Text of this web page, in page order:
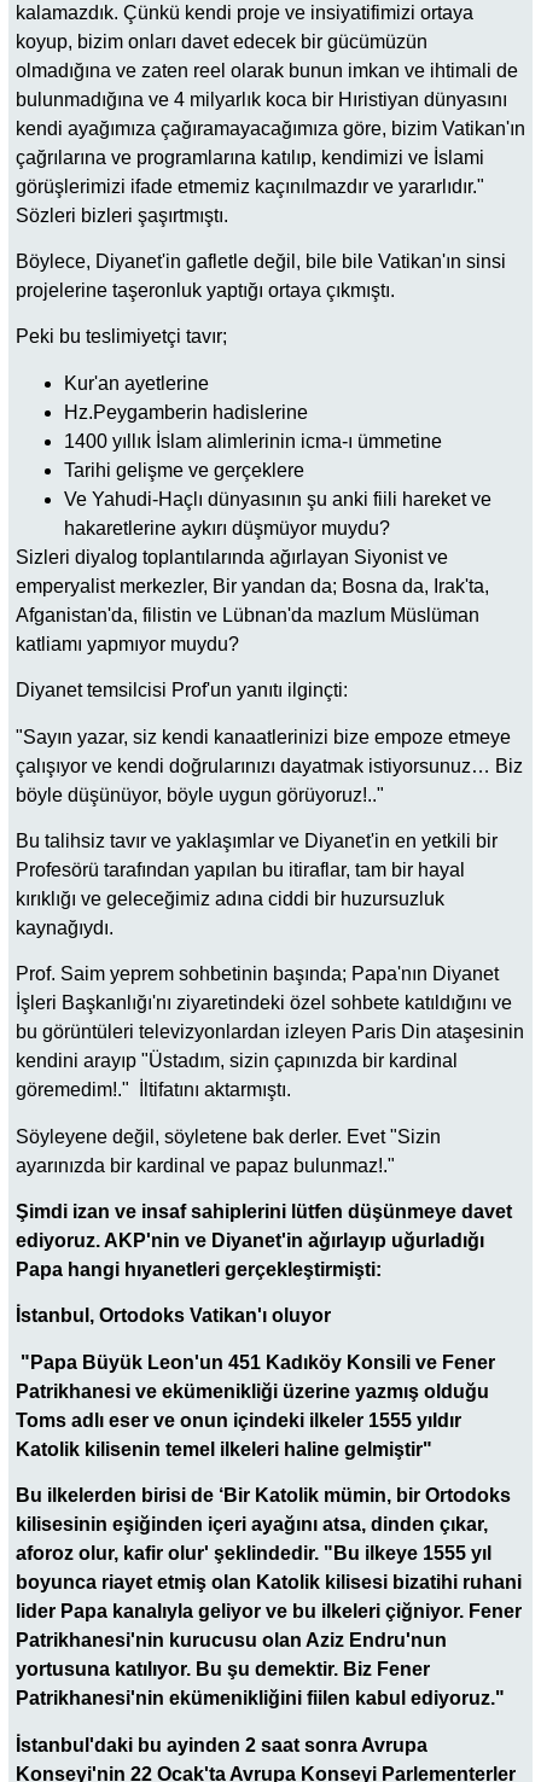
kalamazdık. Çünkü kendi proje ve insiyatifimizi ortaya
koyup, bizim onları davet edecek bir gücümüzün
olmadığına ve zaten reel olarak bunun imkan ve ihtimali de
bulunmadığına ve 4 milyarlık koca bir Hıristiyan dünyasını
kendi ayağımıza çağıramayacağımıza göre, bizim Vatikan'ın
çağrılarına ve programlarına katılıp, kendimizi ve İslami
görüşlerimizi ifade etmemiz kaçınılmazdır ve yararlıdır."
Sözleri bizleri şaşırtmıştı.
Böylece, Diyanet'in gafletle değil, bile bile Vatikan'ın sinsi
projelerine taşeronluk yaptığı ortaya çıkmıştı.
Peki bu teslimiyetçi tavır;
Kur'an ayetlerine
Hz.Peygamberin hadislerine
1400 yıllık İslam alimlerinin icma-ı ümmetine
Tarihi gelişme ve gerçeklere
Ve Yahudi-Haçlı dünyasının şu anki fiili hareket ve
hakaretlerine aykırı düşmüyor muydu?
Sizleri diyalog toplantılarında ağırlayan Siyonist ve
emperyalist merkezler, Bir yandan da; Bosna da, Irak'ta,
Afganistan'da, filistin ve Lübnan'da mazlum Müslüman
katliamı yapmıyor muydu?
Diyanet temsilcisi Prof'un yanıtı ilginçti:
"Sayın yazar, siz kendi kanaatlerinizi bize empoze etmeye
çalışıyor ve kendi doğrularınızı dayatmak istiyorsunuz… Biz
böyle düşünüyor, böyle uygun görüyoruz!.."
Bu talihsiz tavır ve yaklaşımlar ve Diyanet'in en yetkili bir
Profesörü tarafından yapılan bu itiraflar, tam bir hayal
kırıklığı ve geleceğimiz adına ciddi bir huzursuzluk
kaynağıydı.
Prof. Saim yeprem sohbetinin başında; Papa'nın Diyanet
İşleri Başkanlığı'nı ziyaretindeki özel sohbete katıldığını ve
bu görüntüleri televizyonlardan izleyen Paris Din ataşesinin
kendini arayıp "Üstadım, sizin çapınızda bir kardinal
göremedim!." İltifatını aktarmıştı.
Söyleyene değil, söyletene bak derler. Evet "Sizin
ayarınızda bir kardinal ve papaz bulunmaz!."
Şimdi izan ve insaf sahiplerini lütfen düşünmeye davet
ediyoruz. AKP'nin ve Diyanet'in ağırlayıp uğurladığı
Papa hangi hıyanetleri gerçekleştirmişti:
İstanbul, Ortodoks Vatikan'ı oluyor
"Papa Büyük Leon'un 451 Kadıköy Konsili ve Fener
Patrikhanesi ve ekümenikliği üzerine yazmış olduğu
Toms adlı eser ve onun içindeki ilkeler 1555 yıldır
Katolik kilisenin temel ilkeleri haline gelmiştir"
Bu ilkelerden birisi de ‘Bir Katolik mümin, bir Ortodoks
kilisesinin eşiğinden içeri ayağını atsa, dinden çıkar,
aforoz olur, kafir olur' şeklindedir. "Bu ilkeye 1555 yıl
boyunca riayet etmiş olan Katolik kilisesi bizatihi ruhani
lider Papa kanalıyla geliyor ve bu ilkeleri çiğniyor. Fener
Patrikhanesi'nin kurucusu olan Aziz Endru'nun
yortusuna katılıyor. Bu şu demektir. Biz Fener
Patrikhanesi'nin ekümenikliğini fiilen kabul ediyoruz."
İstanbul'daki bu ayinden 2 saat sonra Avrupa
Konseyi'nin 22 Ocak'ta Avrupa Konseyi Parlementerler